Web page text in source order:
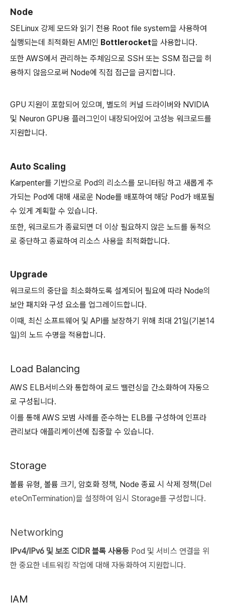
Node
SELinux 강제 모드와 읽기 전용 Root file system을 사용하여
실행되는데 최적화된 AMI인 Bottlerocket을 사용합니다.
또한 AWS에서 관리하는 주체임으로 SSH 또는 SSM 접근을 허
용하지 않음으로써 Node에 직접 접근을 금지합니다.
GPU 지원이 포함되어 있으며, 별도의 커널 드라이버와 NVIDIA
및 Neuron GPU용 플러그인이 내장되어있어 고성능 워크로드를
지원합니다.
Auto Scaling
Karpenter를 기반으로 Pod의 리소스를 모니터링 하고 새롭게 추
가되는 Pod에 대해 새로운 Node를 배포하여 해당 Pod가 배포될
수 있게 계획할 수 있습니다.
또한, 워크로드가 종료되면 더 이상 필요하지 않은 노드를 동적으
로 중단하고 종료하여 리소스 사용을 최적화합니다.
Upgrade
워크로드의 중단을 최소화하도록 설계되어 필요에 따라 Node의
보안 패치와 구성 요소를 업그레이드합니다.
이때, 최신 소프트웨어 및 API를 보장하기 위해 최대 21일(기본14
일)의 노드 수명을 적용합니다.
Load Balancing
AWS ELB서비스와 통합하여 로드 밸런싱을 간소화하여 자동으
로 구성됩니다.
이를 통해 AWS 모범 사례를 준수하는 ELB를 구성하여 인프라
관리보다 애플리케이션에 집중할 수 있습니다.
Storage
볼륨 유형, 볼륨 크기, 암호화 정책, Node 종료 시 삭제 정책( Del
eteOnTermination)을 설정하여 임시 Storage를 구성합니다.
Networking
IPv4/IPv6 및 보조 CIDR 블록 사용등 Pod 및 서비스 연결을 위
한 중요한 네트워킹 작업에 대해 자동화하여 지원합니다.
IAM